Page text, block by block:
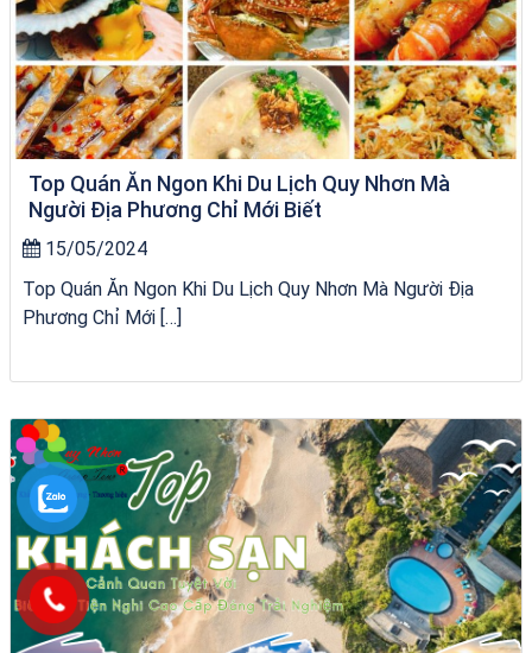
Top Quán Ăn Ngon Khi Du Lịch Quy Nhơn Mà
Người Địa Phương Chỉ Mới Biết
15/05/2024
Top Quán Ăn Ngon Khi Du Lịch Quy Nhơn Mà Người Địa
Phương Chỉ Mới […]
Tour Lào Cai Quy Nhơn